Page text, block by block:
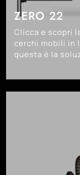
ZERO 22
Clicca e scopri
cerchi mobili in
questa è la